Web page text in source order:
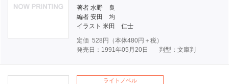
著者 水野 良
編者 安田 均
イラスト 米田 仁士
定価 528 円（本体480円＋税）
発売日：1991年05月20日
判型：文庫判
ライトノベル